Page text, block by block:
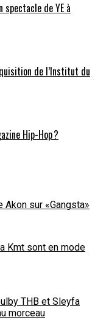
spectacle de YE à
de l’Institut du
Hip-Hop ?
Akon sur «Gangsta»
Kmt sont en mode
THB et Sleyfa
morceau